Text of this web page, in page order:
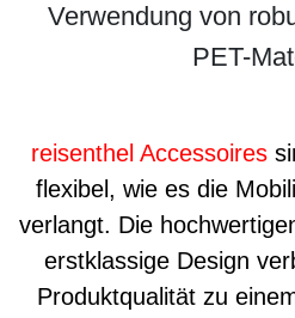
Verwendung von
PET-
reisenthel Accessoires
flexibel, wie es die
verlangt. Die
erstklassige Design
Produktqualität zu